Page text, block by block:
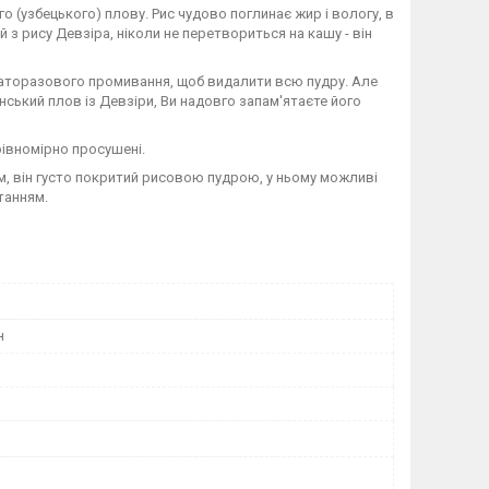
плову. Рис чудово поглинає жир і вологу, в
рису Девзіра, ніколи не перетвориться на кашу - він
промивання, щоб видалити всю пудру. Але
плов із Девзіри, Ви надовго запам'ятаєте його
просушені.
він густо покритий рисовою пудрою, у ньому можливі